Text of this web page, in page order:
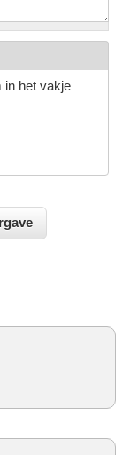
in het vakje